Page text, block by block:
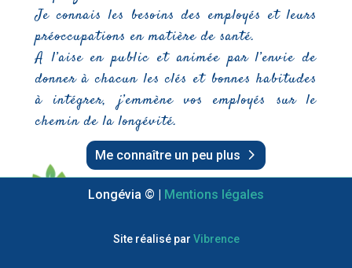
Je connais les besoins des employés et leurs
préoccupations en matière de santé.
A l’aise en public et animée par l’envie de
donner à chacun les clés et bonnes habitudes
à intégrer, j’emmène vos employés sur le
chemin de la longévité.
Me connaître un peu plus
Longévia © | Mentions légales
Site réalisé par Vibrence